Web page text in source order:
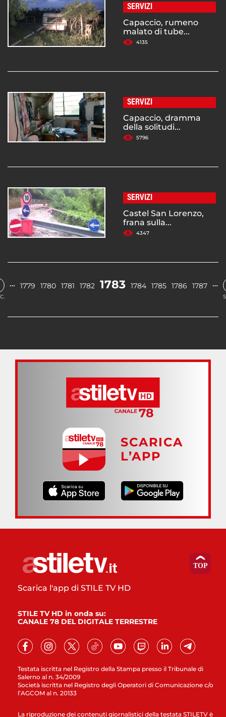
SERVIZI
Capaccio, rumeno
malato di tube...
4135
SERVIZI
Capaccio, dramma
della solitudi...
5796
SERVIZI
Castel San Lorenzo,
frana sulla...
4347
… 1779 1780 1781 1782 1783 1784 1785 1786 1787 …
SCARICA
L’APP
Testata iscritta nel Registro della Stampa presso il Tribunale di
Salerno al n. 34/2009
Società iscritta nel Registro degli Operatori di Comunicazione c/o
l’AGCOM al n. 20133
Scarica l'app di STILE TV HD
STILE TV HD in onda su:
CANALE 78 DEL DIGITALE TERRESTRE
La riproduzione dei contenuti giornalistici della testata STILETV è